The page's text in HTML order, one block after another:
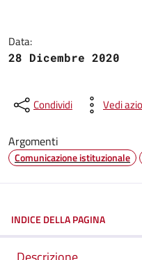
Data:
28 Dicembre 2020
Condividi Vedi
Argomenti
Comunicazione istituzionale
INDICE DELLA PAGINA